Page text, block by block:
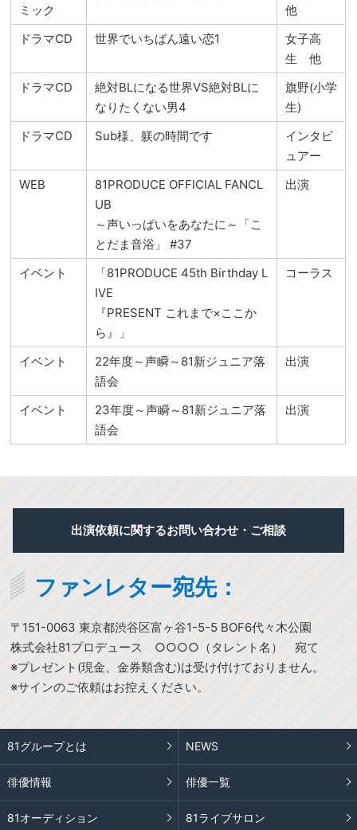
ミック
他
ドラマCD
世界でいちばん遠い恋1
女子高
生 他
ドラマCD
絶対BLになる世界VS絶対BLに
なりたくない男4
旗野(小学
生)
ドラマCD
Sub様、躾の時間です
インタビ
ュアー
WEB
81PRODUCE OFFICIAL FANCL
UB
～声いっぱいをあなたに～「こ
とだま音浴」 #37
出演
イベント
「81PRODUCE 45th Birthday L
IVE
『PRESENT これまで×ここか
ら』」
コーラス
イベント
22年度～声瞬～81新ジュニア落
語会
出演
イベント
23年度～声瞬～81新ジュニア落
語会
出演
出演依頼に関するお問い合わせ・ご相談
ファンレター宛先：
〒151-0063 東京都渋谷区富ヶ谷1-5-5 BOF6代々木公園
株式会社81プロデュース ○○○○（タレント名） 宛て
※プレゼント(現金、金券類含む)は受け付けておりません。
※サインのご依頼はお控えください。
81グループとは NEWS
俳優情報 俳優一覧
81オーディション 81ライブサロン